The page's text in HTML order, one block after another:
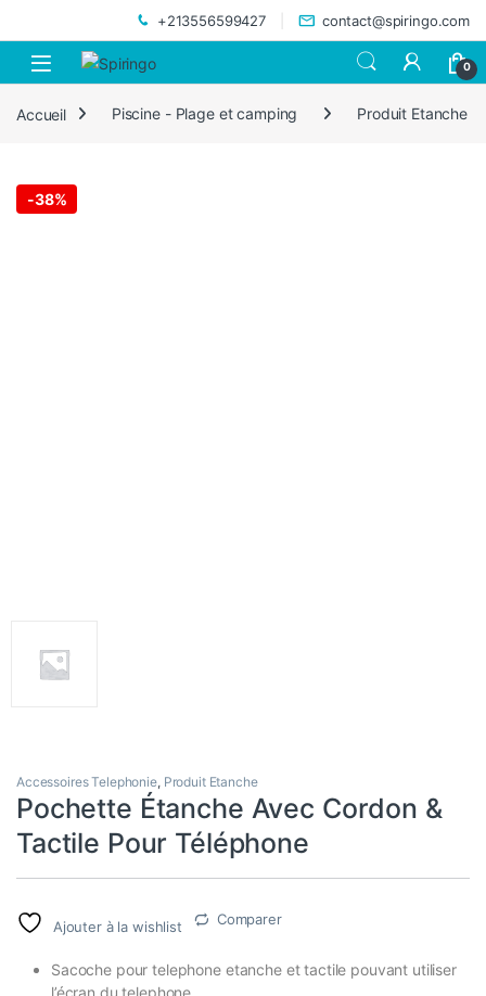
+213556599427 contact@spiringo.com
0
Accueil Piscine - Plage et camping Produit Etanche
-38%
Accessoires Telephonie, Produit Etanche
Pochette Étanche Avec Cordon &
Tactile Pour Téléphone
Ajouter à la wishlist Comparer
Sacoche pour telephone etanche et tactile pouvant utiliser